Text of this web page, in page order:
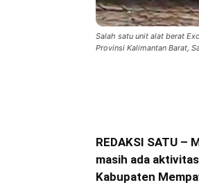
Salah satu unit alat berat
Provinsi Kalimantan Barat,
REDAKSI SATU –
masih ada aktivitas
Kabupaten